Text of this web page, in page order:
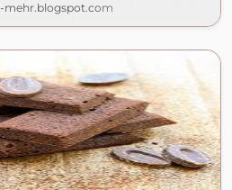
mehr.blogspot.com